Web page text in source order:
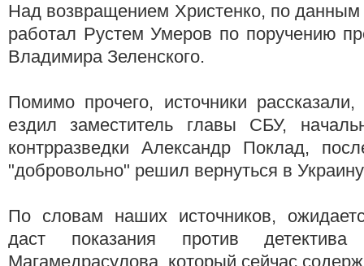
Над возвращением Христенко, по данным
работал Рустем Умеров по поручению
Владимира Зеленского.
Помимо прочего, источники
ездил заместитель главы СБУ,
контрразведки Александр Поклад,
"добровольно" решил вернуться в
По словам наших источников,
даст показания против
Магамедрасулова, который сейчас